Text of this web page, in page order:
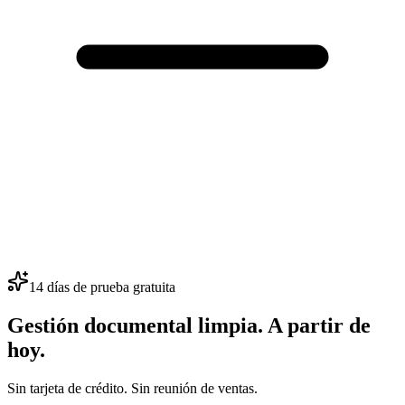
14 días de prueba gratuita
Gestión documental limpia. A partir de
hoy.
Sin tarjeta de crédito. Sin reunión de ventas.